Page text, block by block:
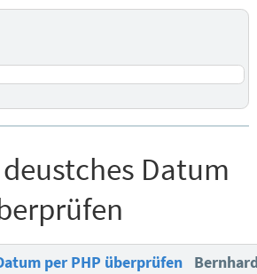
deustches Datum
per PHP überprüfen